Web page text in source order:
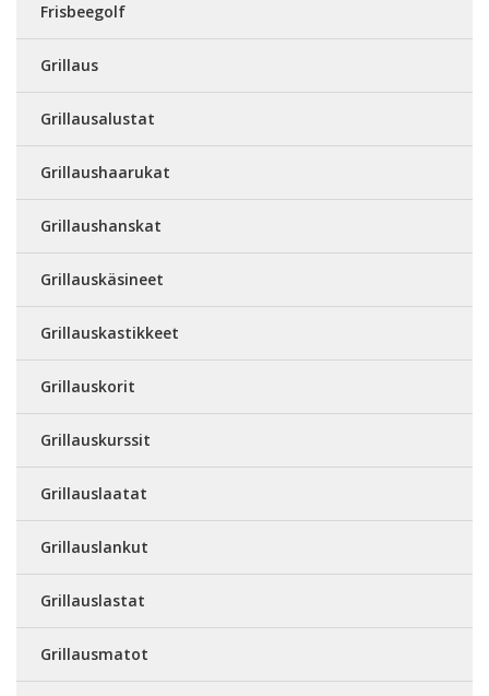
Frisbeegolf
Grillaus
Grillausalustat
Grillaushaarukat
Grillaushanskat
Grillauskäsineet
Grillauskastikkeet
Grillauskorit
Grillauskurssit
Grillauslaatat
Grillauslankut
Grillauslastat
Grillausmatot